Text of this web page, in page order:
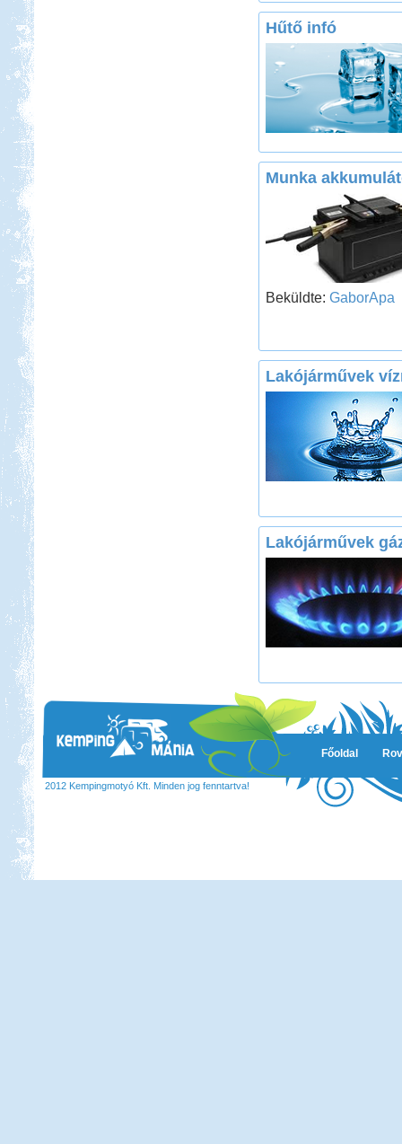
Hűtő infó
Munka
Beküldte: GaborApa
Lakójárművek
Lakójárművek
Főoldal
2012 Kempingmotyó Kft. Minden jog fenntartva!